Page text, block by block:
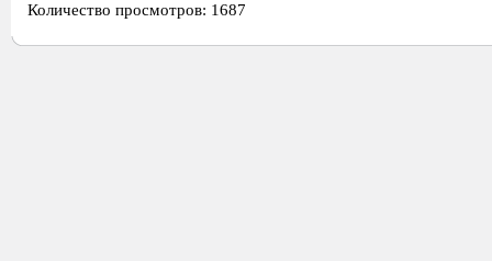
Количество просмотров: 1687